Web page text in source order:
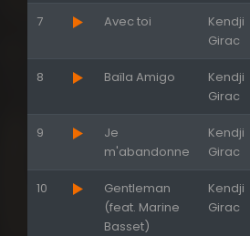
7 Avec toi
Kendji
Girac
8 Baïla Amigo
Kendji
Girac
9
Je
m'abandonne
Kendji
Girac
10
Gentleman
(feat. Marine
Basset)
Kendji
Girac